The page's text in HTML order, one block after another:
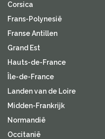
Corsica
Frans-Polynesië
Franse Antillen
Grand Est
Hauts-de-France
Île-de-France
Landen van de Loire
Midden-Frankrijk
Normandië
Occitanië